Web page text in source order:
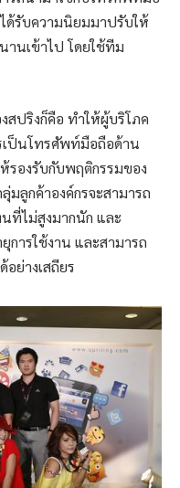
ด้รับความนิยมมาปรับให้
นเข้าไป โดยใช้ทีม
สปริงก็คือ ทำให้ผู้บริโภค
เป็นโทรศัพท์มือถือด้าน
รองรับกับพฤติกรรมของ
มลูกค้าองค์กรจะสามารถ
ที่ไม่สูงมากนัก และ
ารใช้งาน และสามารถ
ย่างเสถียร